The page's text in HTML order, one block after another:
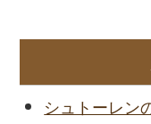
シュトーレン